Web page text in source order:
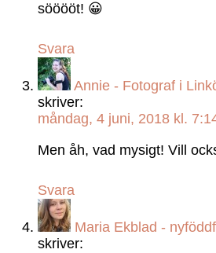
sööööt! 😀
Svara
Annie - Fotograf i
skriver:
måndag, 4 juni, 2018 kl.
Men åh, vad mysigt! Vill
Svara
Maria Ekblad -
skriver: